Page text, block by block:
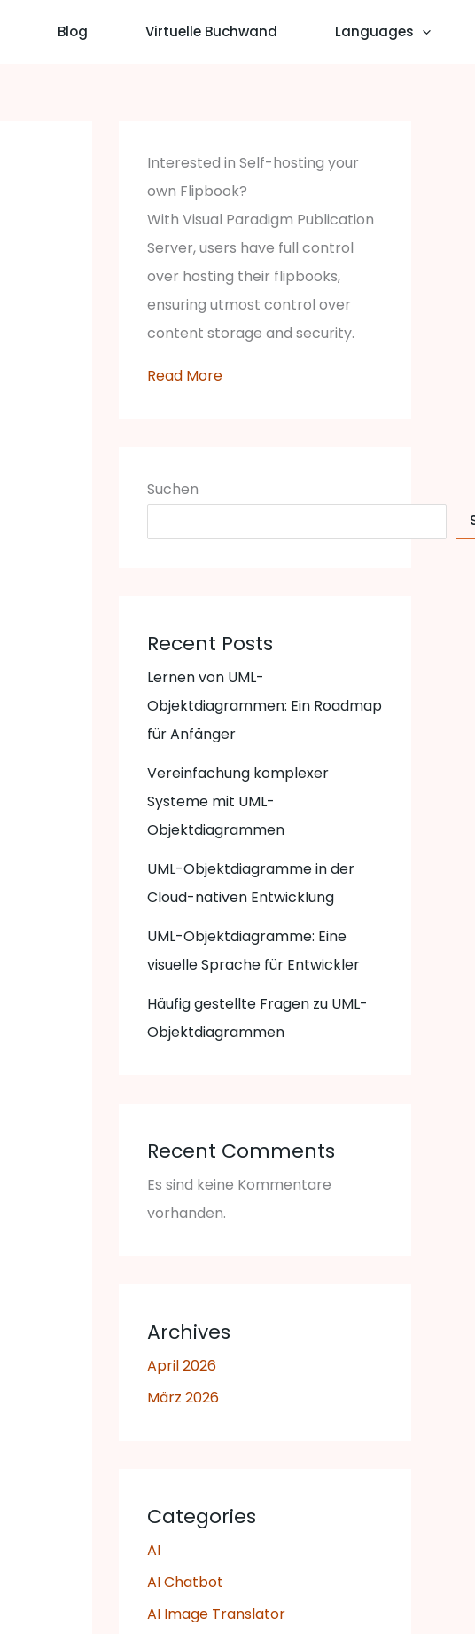
Blog Virtuelle Buchwand Languages
Interested in Self-hosting your
own Flipbook?
With Visual Paradigm Publication
Server, users have full control
over hosting their flipbooks,
ensuring utmost control over
content storage and security.
Read More
Suchen
Recent Posts
Lernen von UML-
Objektdiagrammen: Ein Roadmap
für Anfänger
Vereinfachung komplexer
Systeme mit UML-
Objektdiagrammen
UML-Objektdiagramme in der
Cloud-nativen Entwicklung
UML-Objektdiagramme: Eine
visuelle Sprache für Entwickler
Häufig gestellte Fragen zu UML-
Objektdiagrammen
Recent Comments
Es sind keine Kommentare
vorhanden.
Archives
April 2026
März 2026
Categories
AI
AI Chatbot
AI Image Translator